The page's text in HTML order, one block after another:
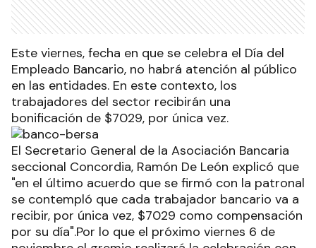
Este viernes, fecha en que se celebra el Día del
Empleado Bancario, no habrá atención al público
en las entidades. En este contexto, los
trabajadores del sector recibirán una
bonificación de $7029, por única vez.
El Secretario General de la Asociación Bancaria
seccional Concordia, Ramón De León explicó que
"en el último acuerdo que se firmó con la patronal
se contempló que cada trabajador bancario va a
recibir, por única vez, $7029 como compensación
por su día".Por lo que el próximo viernes 6 de